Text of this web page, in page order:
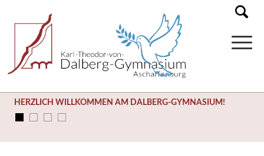
HERZLICH WILLKOMMEN AM DALBERG-GYMNASIUM!